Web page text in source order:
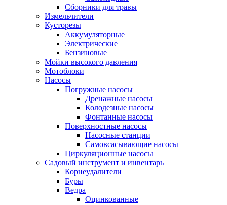
Сборники для травы
Измельчители
Кусторезы
Аккумуляторные
Электрические
Бензиновые
Мойки высокого давления
Мотоблоки
Насосы
Погружные насосы
Дренажные насосы
Колодезные насосы
Фонтанные насосы
Поверхностные насосы
Насосные станции
Самовсасывающие насосы
Циркуляционные насосы
Садовый инструмент и инвентарь
Корнеудалители
Буры
Ведра
Оцинкованные